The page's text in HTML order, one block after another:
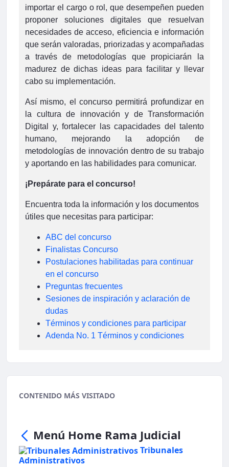
importar el cargo o rol, que desempeñen pueden
proponer soluciones digitales que resuelvan
necesidades de acceso, eficiencia e información
que serán valoradas, priorizadas y acompañadas
a través de metodologías que propiciarán la
madurez de dichas ideas para facilitar y llevar
cabo su implementación.
Así mismo, el concurso permitirá profundizar en
la cultura de innovación y de Transformación
Digital y, fortalecer las capacidades del talento
humano, mejorando la adopción de
metodologías de innovación dentro de su trabajo
y aportando en las habilidades para comunicar.
¡Prepárate para el concurso!
Encuentra toda la información y los documentos
útiles que necesitas para participar:
ABC del concurso
Finalistas Concurso
Postulaciones habilitadas para continuar
en el concurso
Preguntas frecuentes
Sesiones de inspiración y aclaración de
dudas
Términos y condiciones para participar
Adenda No. 1 Términos y condiciones
CONTENIDO MÁS VISITADO
Menú Home Rama Judicial
Tribunales
Administrativos